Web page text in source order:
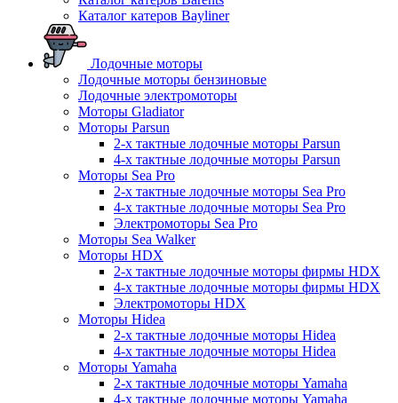
Каталог катеров Bayliner
Лодочные моторы
Лодочные моторы бензиновые
Лодочные электромоторы
Моторы Gladiator
Моторы Parsun
2-х тактные лодочные моторы Parsun
4-х тактные лодочные моторы Parsun
Моторы Sea Pro
2-х тактные лодочные моторы Sea Pro
4-х тактные лодочные моторы Sea Pro
Электромоторы Sea Pro
Моторы Sea Walker
Моторы HDX
2-х тактные лодочные моторы фирмы HDX
4-х тактные лодочные моторы фирмы HDX
Электромоторы HDX
Моторы Hidea
2-х тактные лодочные моторы Hidea
4-х тактные лодочные моторы Hidea
Моторы Yamaha
2-х тактные лодочные моторы Yamaha
4-х тактные лодочные моторы Yamaha